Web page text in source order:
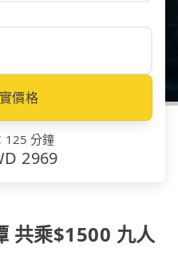
價格
125 分鐘
2969
共乘$1500 九人